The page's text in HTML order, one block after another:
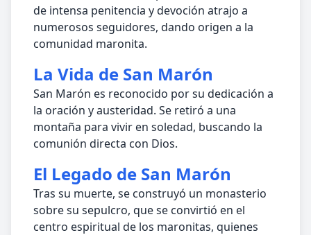
de intensa penitencia y devoción atrajo a
numerosos seguidores, dando origen a la
comunidad maronita.
La Vida de San Marón
San Marón es reconocido por su dedicación a
la oración y austeridad. Se retiró a una
montaña para vivir en soledad, buscando la
comunión directa con Dios.
El Legado de San Marón
Tras su muerte, se construyó un monasterio
sobre su sepulcro, que se convirtió en el
centro espiritual de los maronitas, quienes